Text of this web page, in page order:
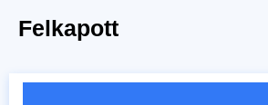
Felkapott